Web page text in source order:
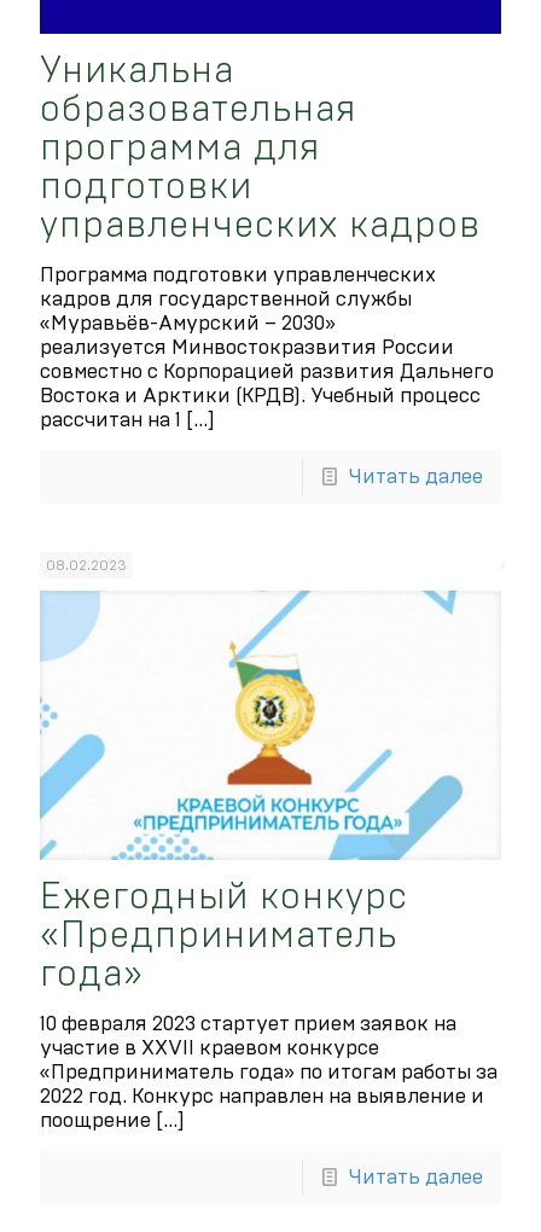
Уникальна
образовательная
программа для
подготовки
управленческих кадров
Программа подготовки управленческих
кадров для государственной службы
«Муравьёв-Амурский – 2030»
реализуется Минвостокразвития России
совместно с Корпорацией развития Дальнего
Востока и Арктики (КРДВ). Учебный процесс
рассчитан на 1 […]
Читать далее
08.02.2023
Ежегодный конкурс
«Предприниматель
года»
10 февраля 2023 стартует прием заявок на
участие в XXVII краевом конкурсе
«Предприниматель года» по итогам работы за
2022 год. Конкурс направлен на выявление и
поощрение […]
Читать далее